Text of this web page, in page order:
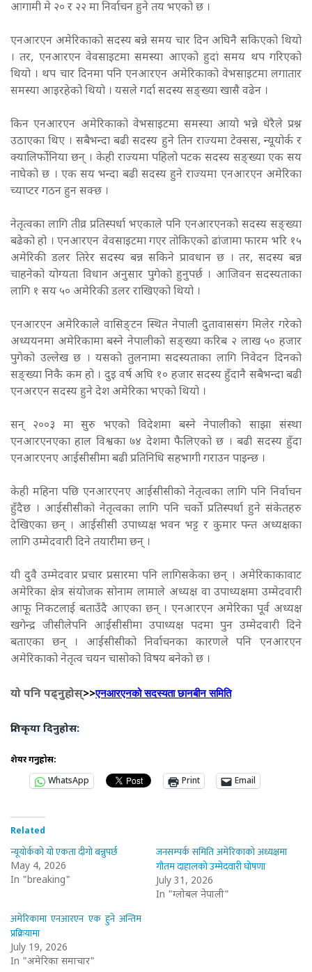
आगामी मे २० र २२ मा निर्वाचन हुने तय भएको छ ।
एनआरएन अमेरिकाको सदस्य बन्ने समय चार दिन अघिनै सकिएको थियो
। तर, एनआरएन वेवसाइटमा समस्या आएको हुदां समय थप गरिएको
थियो । थप चार दिनमा पनि एनआरएन अमेरिकाको वेभसाइटमा लगातार
समस्या आइरहेको थियो । यसले गर्दा सदस्य सङ्ख्या खासै वढेन ।
किन एनआरएन अमेरिकाको वेभसाइटमा समस्या आयो भन्ने धेरैले प्रश्न
उठाएका थिए । सबैभन्दा बढी सदस्य हुने तिन राज्यमा टेक्सस, न्यूयोर्क र
क्यालिर्फोनिया छन् । केही राज्यमा पहिलो पटक सदस्य सङ्ख्या एक सय
नाघेको छ । एक सय भन्दा बढी सदस्य हुने राज्यमा एनआरएन अमेरिका
च्याप्टर गठन हुन सक्छ ।
नेतृत्वका लागि तीव्र प्रतिस्पर्धा भएकाले पनि एनआरएनको सदस्य सङ्ख्या
बढेको हो । एनआरएन वेवसाइटमा गएर तोकिएको ढांजामा फारम भरि १५
अमेरिकी डलर तिरेर सदस्य बन्न सकिने प्रावधान छ । तर, सदस्य बन्न
चाहनेको योग्यता विधान अनुसार पुगेको हुनुपर्छ । आजिवन सदस्यताका
लागि १ सय ५० अमेरिकी डलर राखिएको थियो ।
एनआरएन अमेरिकाले वासिङ्टन स्थित नेपाली दुतावाससंग मिलेर गरेको
अध्ययनमा अमेरिकामा बस्ने नेपालीको सङ्ख्या करिब २ लाख ५० हजार
पुगेको उल्लेख छ । यसको तुलनामा सदस्यताका लागि निवेदन दिनको
सङ्ख्या निकै कम हो । दुइ वर्ष अघि १० हजार सदस्य हुँदानै सबैभन्दा बढी
एनअरएन सदस्य हुने देश अमेरिका भएको थियो ।
सन् २००३ मा सुरु भएको विदेशमा बस्ने नेपालीको साझा संस्था
एनआरएनएका हाल विश्वका ७४ देशमा फैलिएको छ । बढी सदस्य हुँदा
एनआरएनए आईसीसीमा बढी प्रतिनिधि सहभागी गराउन पाइन्छ ।
केही महिना पछि एनआरएनए आईसीसीको नेतृत्वका लागि पनि निर्वाचन
हुँदैछ । आईसीसीको नेतृत्वका लागि पनि चर्को प्रतिस्पर्धा हुने संकेतहरु
देखिएका छन् । आईसीसी उपाध्यक्ष भवन भट्ट र कुमार पन्त अध्यक्षका
लागि उम्मेदवारी दिने तयारीमा छन् ।
यी दुवै उम्मेदवार प्रचार प्रसारमा पनि लागिसकेका छन् । अमेरिकाकावाट
अमेरिका क्षेत्र संयोजक सोनाम लामाले अध्यक्ष वा उपाध्यक्षमा उम्मेदवारी
आफू निकटलाई बताउँदै आएका छन् । एनआरएन अमेरिका पूर्व अध्यक्ष
खगेन्द्र जीसीलेपनि आईसीसीमा उपाध्यक्ष पदमा पुन उम्मेदवारी दिने
बताएका छन् । आईसीसीको निर्वाचनका कारणले पनि एनआरएन
अमेरिकाको नेतृत्व चयन चासोको विषय बनेको छ ।
यो पनि पढ्नुहोस्>>एनआरएनको सदस्यता छानबीन समिति
प्रतिकृया दिनुहोस:
शेयर गर्नुहोस:
WhatsApp
Print Email
Related
न्यूयोर्कको यो एकता दीगो बन्नुपर्छ
May 4, 2026
In "breaking"
जनसम्पर्क समिति अमेरिकाको अध्यक्षमा
गौतम दाहालको उम्मेदवारी घोषणा
July 31, 2026
In "ग्लोबल नेपाली"
अमेरिकामा एनआरएन एक हुने अन्तिम
प्रक्रियामा
July 19, 2026
In "अमेरिका समाचार"